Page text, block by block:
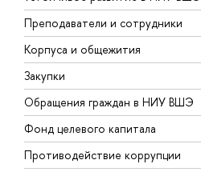
Преподаватели и сотрудники
Корпуса и общежития
Закупки
Обращения граждан в НИУ ВШЭ
Фонд целевого капитала
Противодействие коррупции